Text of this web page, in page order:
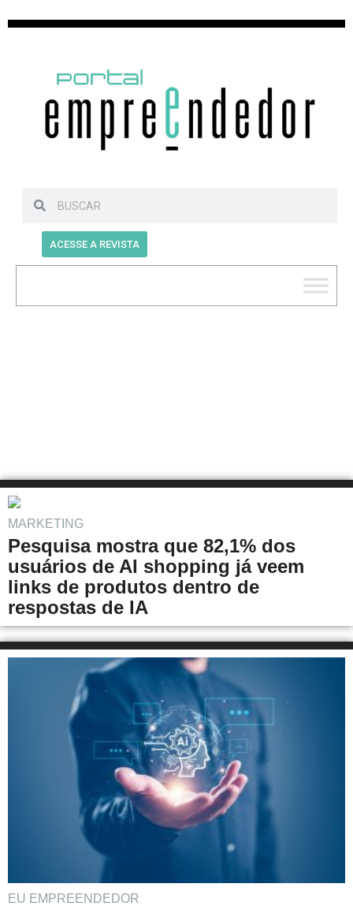
ACESSE A REVISTA
MARKETING
Pesquisa mostra que 82,1% dos
usuários de AI shopping já veem
links de produtos dentro de
respostas de IA
EU EMPREENDEDOR